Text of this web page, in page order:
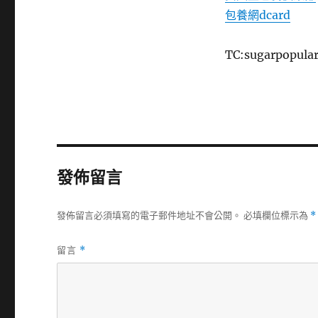
包養網dcard
發佈留言
發佈留言必須填寫的電子郵件地址不會公開。 必填欄位標示為 *
留言 *